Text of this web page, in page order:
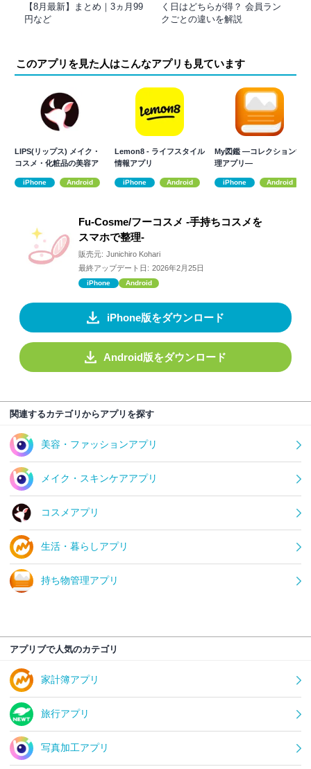
【8月最新】まとめ｜3ヵ月99
円など
く日はどちらが得？ 会員ラン
クごとの違いを解説
このアプリを見た人はこんなアプリも見ています
LIPS(リップス) メイク・
コスメ・化粧品の美容ア
iPhone Android
Lemon8 - ライフスタイル
情報アプリ
iPhone Android
My図鑑 ―コレクション管
理アプリ―
iPhone Android
Fu-Cosme/フーコスメ -手持ちコスメを
スマホで整理-
販売元: Junichiro Kohari
最終アップデート日: 2026年2月25日
iPhone Android
iPhone版をダウンロード
Android版をダウンロード
関連するカテゴリからアプリを探す
美容・ファッションアプリ
メイク・スキンケアアプリ
コスメアプリ
生活・暮らしアプリ
持ち物管理アプリ
アプリブで人気のカテゴリ
家計簿アプリ
旅行アプリ
写真加工アプリ